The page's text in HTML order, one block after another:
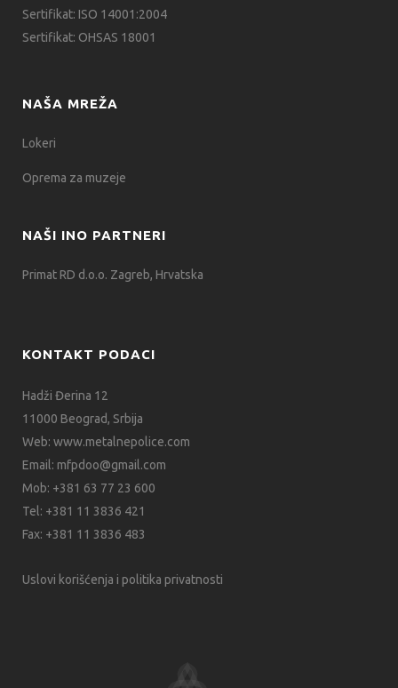
Sertifikat: ISO 14001:2004
Sertifikat: OHSAS 18001
NAŠA MREŽA
Lokeri
Oprema za muzeje
NAŠI INO PARTNERI
Primat RD d.o.o. Zagreb, Hrvatska
KONTAKT PODACI
Hadži Đerina 12
11000 Beograd, Srbija
Web: www.metalnepolice.com
Email: mfpdoo@gmail.com
Mob: +381 63 77 23 600
Tel: +381 11 3836 421
Fax: +381 11 3836 483
Uslovi korišćenja i politika privatnosti